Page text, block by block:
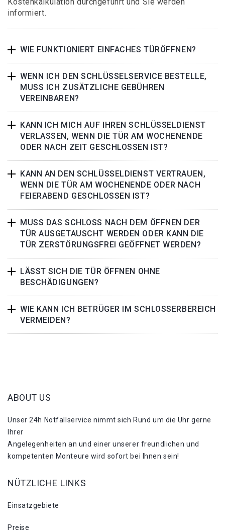
informiert.
WIE FUNKTIONIERT EINFACHES TÜRÖFFNEN?
WENN ICH DEN SCHLÜSSELSERVICE BESTELLE,
MUSS ICH ZUSÄTZLICHE GEBÜHREN
VEREINBAREN?
KANN ICH MICH AUF IHREN SCHLÜSSELDIENST
VERLASSEN, WENN DIE TÜR AM WOCHENENDE
ODER NACH ZEIT GESCHLOSSEN IST?
KANN AN DEN SCHLÜSSELDIENST VERTRAUEN,
WENN DIE TÜR AM WOCHENENDE ODER NACH
FEIERABEND GESCHLOSSEN IST?
MUSS DAS SCHLOSS NACH DEM ÖFFNEN DER
TÜR AUSGETAUSCHT WERDEN ODER KANN DIE
TÜR ZERSTÖRUNGSFREI GEÖFFNET WERDEN?
LÄSST SICH DIE TÜR ÖFFNEN OHNE
BESCHÄDIGUNGEN?
WIE KANN ICH BETRÜGER IM SCHLOSSERBEREICH
VERMEIDEN?
ABOUT US
Unser 24h Notfallservice nimmt sich Rund um die Uhr gerne
Ihrer
Angelegenheiten an und einer unserer freundlichen und
kompetenten Monteure wird sofort bei Ihnen sein!
NÜTZLICHE LINKS
Einsatzgebiete
Preise